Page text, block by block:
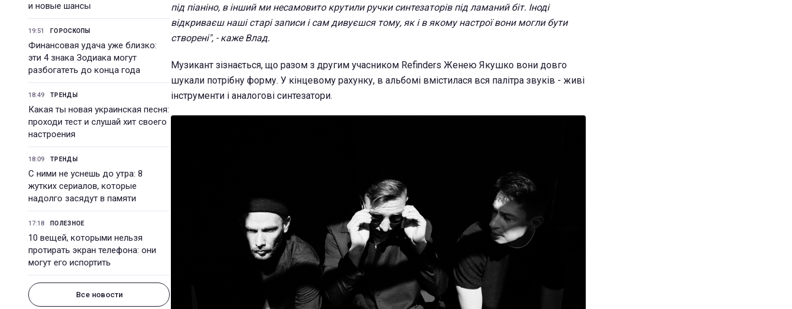
и новые шансы
19:51 ГОРОСКОПЫ
Финансовая удача уже близко:
эти 4 знака Зодиака могут
разбогатеть до конца года
18:49 ТРЕНДЫ
Какая ты новая украинская песня:
проходи тест и слушай хит своего
настроения
18:09 ТРЕНДЫ
С ними не уснешь до утра: 8
жутких сериалов, которые
надолго засядут в памяти
17:18 ПОЛЕЗНОЕ
10 вещей, которыми нельзя
протирать экран телефона: они
могут его испортить
Все новости
під піаніно, в інший ми несамовито крутили ручки синтезаторів під ламаний біт. Іноді
відкриваєш наші старі записи і сам дивуєшся тому, як і в якому настрої вони могли бути
створені", - каже Влад.
Музикант зізнається, що разом з другим учасником Refinders Женею Якушко вони довго
шукали потрібну форму. У кінцевому рахунку, в альбомі вмістилася вся палітра звуків - живі
інструменти і аналогові синтезатори.